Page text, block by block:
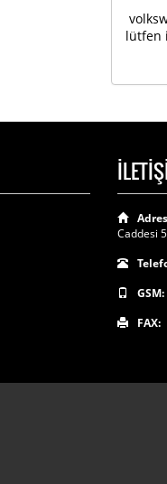
lütfen
Caddesi
GSM:
FAX: